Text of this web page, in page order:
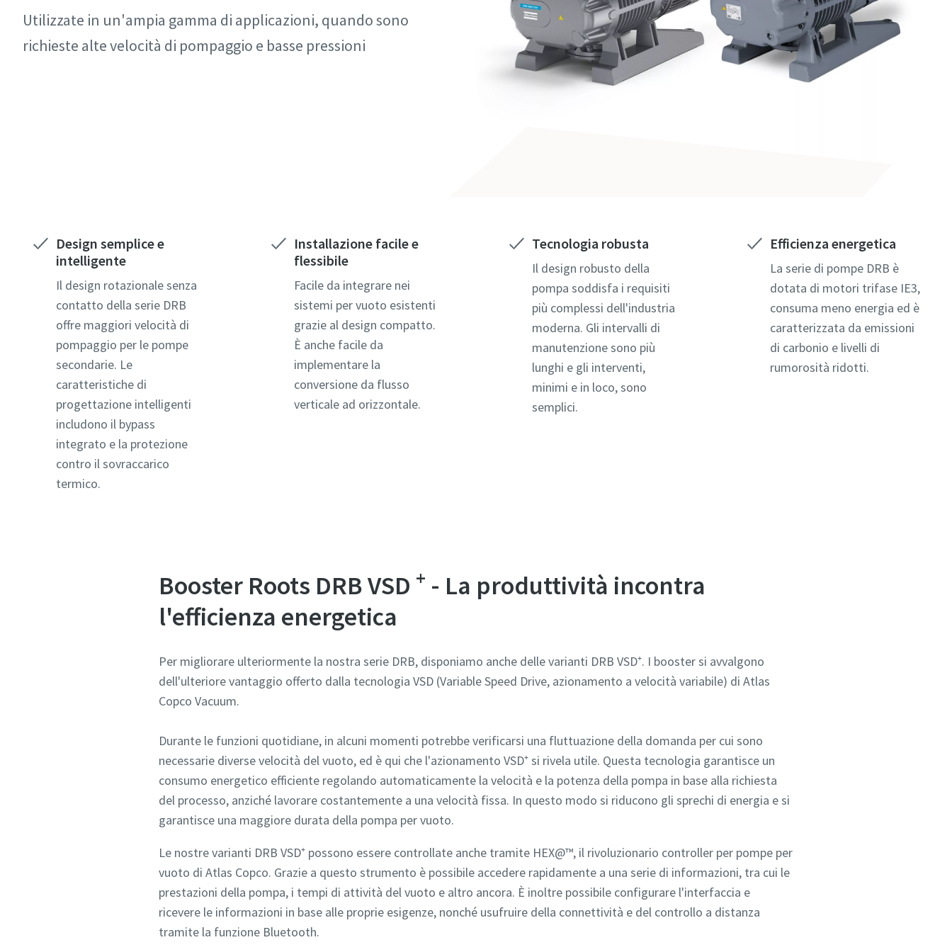
Utilizzate in un'ampia gamma di applicazioni, quando sono
richieste alte velocità di pompaggio e basse pressioni
Design semplice e
intelligente
Il design rotazionale senza
contatto della serie DRB
offre maggiori velocità di
pompaggio per le pompe
secondarie. Le
caratteristiche di
progettazione intelligenti
includono il bypass
integrato e la protezione
contro il sovraccarico
termico.
Installazione facile e
flessibile
Facile da integrare nei
sistemi per vuoto esistenti
grazie al design compatto.
È anche facile da
implementare la
conversione da flusso
verticale ad orizzontale.
Tecnologia robusta
Il design robusto della
pompa soddisfa i requisiti
più complessi dell'industria
moderna. Gli intervalli di
manutenzione sono più
lunghi e gli interventi,
minimi e in loco, sono
semplici.
Efficienza energetica
La serie di pompe DRB è
dotata di motori trifase IE3,
consuma meno energia ed è
caratterizzata da emissioni
di carbonio e livelli di
rumorosità ridotti.
Booster Roots DRB VSD + - La produttività incontra
l'efficienza energetica
Per migliorare ulteriormente la nostra serie DRB, disponiamo anche delle varianti DRB VSD⁺. I booster si avvalgono
dell'ulteriore vantaggio offerto dalla tecnologia VSD (Variable Speed Drive, azionamento a velocità variabile) di Atlas
Copco Vacuum.
Durante le funzioni quotidiane, in alcuni momenti potrebbe verificarsi una fluttuazione della domanda per cui sono
necessarie diverse velocità del vuoto, ed è qui che l'azionamento VSD⁺ si rivela utile. Questa tecnologia garantisce un
consumo energetico efficiente regolando automaticamente la velocità e la potenza della pompa in base alla richiesta
del processo, anziché lavorare costantemente a una velocità fissa. In questo modo si riducono gli sprechi di energia e si
garantisce una maggiore durata della pompa per vuoto.
Le nostre varianti DRB VSD⁺ possono essere controllate anche tramite HEX@™, il rivoluzionario controller per pompe per
vuoto di Atlas Copco. Grazie a questo strumento è possibile accedere rapidamente a una serie di informazioni, tra cui le
prestazioni della pompa, i tempi di attività del vuoto e altro ancora. È inoltre possibile configurare l'interfaccia e
ricevere le informazioni in base alle proprie esigenze, nonché usufruire della connettività e del controllo a distanza
tramite la funzione Bluetooth.
Dati personali
Ulteriori informazioni
Azienda
Paese
L'invio di questa richiesta consentirà ad Atlas Copco di contattarti
utilizzando i dati raccolti. Per ulteriori informazioni, è possibile
consultare la nostra informativa sulla privacy.
Ho letto e accettato l'informativa sulla privacy
Accetto di ricevere notifiche su nuovi prodotti, eventi e
Dati personali
Ulteriori informazioni
Azienda
Paese
L'invio di questa richiesta consentirà ad Atlas Copco di contattarti
utilizzando i dati raccolti. Per ulteriori informazioni, è possibile
consultare la nostra informativa sulla privacy.
Ho letto e accettato l'informativa sulla privacy
Accetto di ricevere notifiche su nuovi prodotti, eventi e